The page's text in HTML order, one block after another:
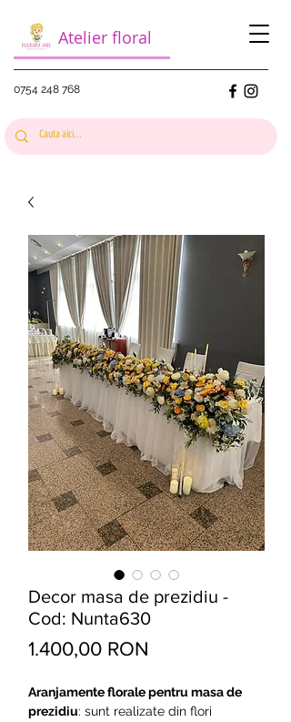
0754 248 768
Atelier floral
Decor masa de prezidiu -
Cod: Nunta630
1.400,00 RON
Aranjamente florale pentru masa de
prezidiu: sunt realizate din flori